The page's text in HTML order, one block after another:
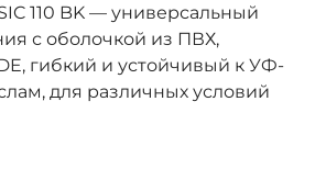
110 BK — универсальный
с оболочкой из ПВХ,
гибкий и устойчивый к УФ-
для различных условий